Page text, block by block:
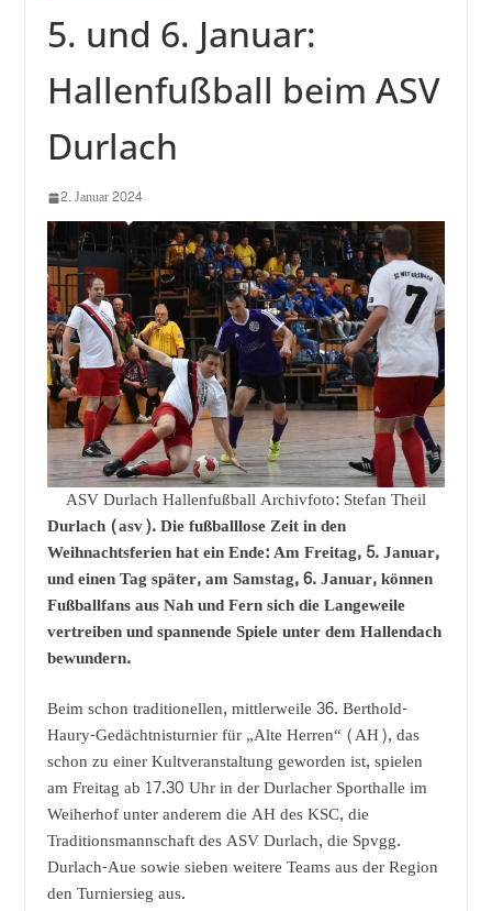
5. und 6. Januar:
Hallenfußball beim ASV
Durlach
2. Januar 2024
ASV Durlach Hallenfußball Archivfoto: Stefan Theil
Durlach (asv). Die fußballlose Zeit in den
Weihnachtsferien hat ein Ende: Am Freitag, 5. Januar,
und einen Tag später, am Samstag, 6. Januar, können
Fußballfans aus Nah und Fern sich die Langeweile
vertreiben und spannende Spiele unter dem Hallendach
bewundern.
Beim schon traditionellen, mittlerweile 36. Berthold-
Haury-Gedächtnisturnier für „Alte Herren“ (AH), das
schon zu einer Kultveranstaltung geworden ist, spielen
am Freitag ab 17.30 Uhr in der Durlacher Sporthalle im
Weiherhof unter anderem die AH des KSC, die
Traditionsmannschaft des ASV Durlach, die Spvgg.
Durlach-Aue sowie sieben weitere Teams aus der Region
den Turniersieg aus.